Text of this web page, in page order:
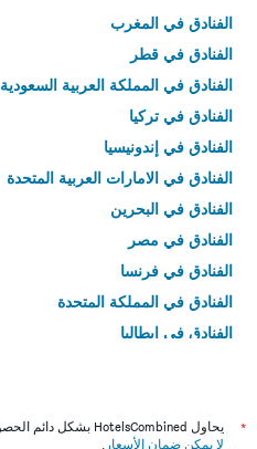
الفنادق في المغرب
الفنادق في قطر
الفنادق في المملكة العربية السعودية
الفنادق في تركيا
الفنادق في إندونيسيا
الفنادق في الامارات العربية المتحدة
الفنادق في البحرين
الفنادق في مصر
الفنادق في فرنسا
الفنادق في المملكة المتحدة
الفنادق في إيطاليا
*
يحاول HotelsCombined بشكل دائم الحصول على الأسعار الدقيقة، ولكن
لا يمكن ضمان الأسعار .